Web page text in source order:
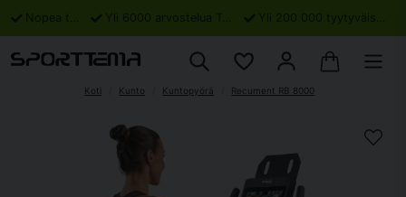
Nopea toimitus Yli 6000 arvostelua Trustpilotissa Yli 200 000 tyytyväistä asiakasta
Koti Kunto Kuntopyörä Recument RB 8000